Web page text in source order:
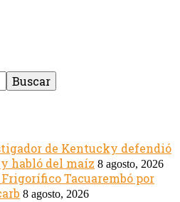
de Kentucky defendió
habló del maíz 8 agosto, 2026
Tacuarembó por
8 agosto, 2026